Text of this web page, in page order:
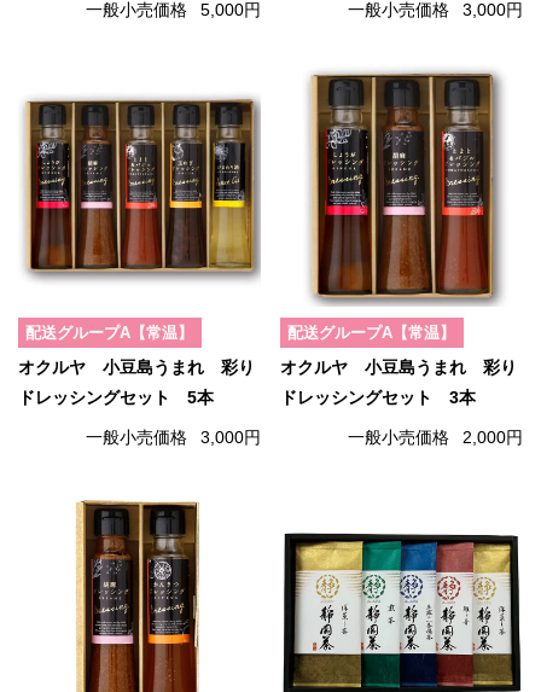
一般小売価格 5,000円 一般小売価格 3,000円
配送グループA【常温】
オクルヤ 小豆島うまれ 彩り
ドレッシングセット 5本
一般小売価格 3,000円
配送グループA【常温】
オクルヤ 小豆島うまれ 彩り
ドレッシングセット 3本
一般小売価格 2,000円